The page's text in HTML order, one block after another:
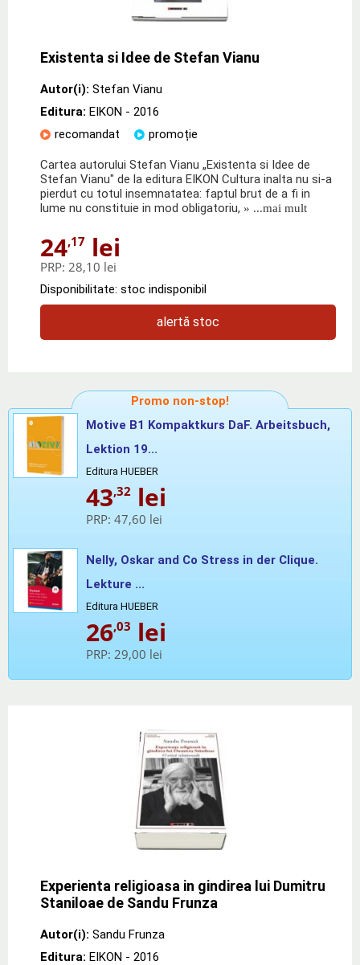
Existenta si Idee de Stefan Vianu
Autor(i): Stefan Vianu
Editura: EIKON - 2016
recomandat
promoție
Cartea autorului Stefan Vianu „Existenta si Idee de
Stefan Vianu" de la editura EIKON Cultura inalta nu si-a
pierdut cu totul insemnatatea: faptul brut de a fi in
lume nu constituie in mod obligatoriu, » ...mai mult
24,17 lei
PRP: 28,10 lei
Disponibilitate: stoc indisponibil
alertă stoc
Promo non-stop!
Motive B1 Kompaktkurs DaF. Arbeitsbuch,
Lektion 19...
Editura HUEBER
43,32 lei
PRP: 47,60 lei
Nelly, Oskar and Co Stress in der Clique.
Lekture ...
Editura HUEBER
26,03 lei
PRP: 29,00 lei
Experienta religioasa in gindirea lui Dumitru
Staniloae de Sandu Frunza
Autor(i): Sandu Frunza
Editura: EIKON - 2016